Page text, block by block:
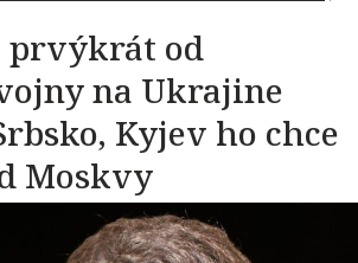
prvýkrát od
na Ukrajine
Kyjev ho chce
Moskvy